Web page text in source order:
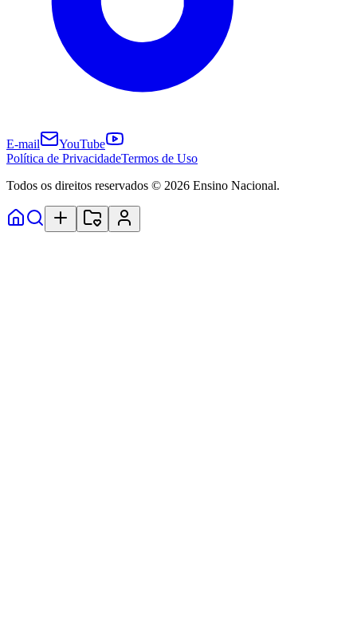
E-mail
YouTube
Política de PrivacidadeTermos de Uso
Todos os direitos reservados © 2026 Ensino Nacional.